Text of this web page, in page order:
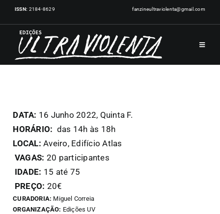
Skip
content
ISSN: 2184-8629 fanzineultraviolenta@gmail.com
Toggle
PUBLICAÇÕES
ARTISTAS
EVENTOS
NOTÍCIAS
DATA: 16 Junho 2022, Quinta F.
HORÁRIO: das 14h às 18h
LOCAL: Aveiro, Edifício Atlas
VAGAS: 20 participantes
IDADE: 15 até 75
PREÇO: 20€
CURADORIA: Miguel Correia
ORGANIZAÇÃO: Edições UV